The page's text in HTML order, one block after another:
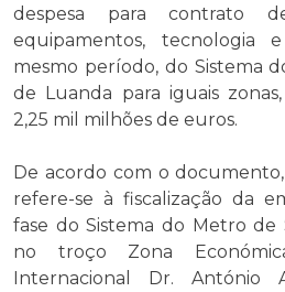
despesa para contrato
equipamentos, tecnologia
mesmo período, do Sistema
de Luanda para iguais
2,25 mil milhões de euros.
De acordo com o
refere-se à fiscalização da
fase do Sistema do Metro
no troço Zona
Internacional Dr. António